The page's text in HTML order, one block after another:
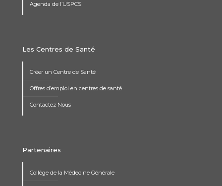
Agenda de l’USPCS
Les Centres de Santé
Créer un Centre de Santé
Offres d’emploi en centres de santé
Contactez Nous
Partenaires
Collège de la Médecine Générale